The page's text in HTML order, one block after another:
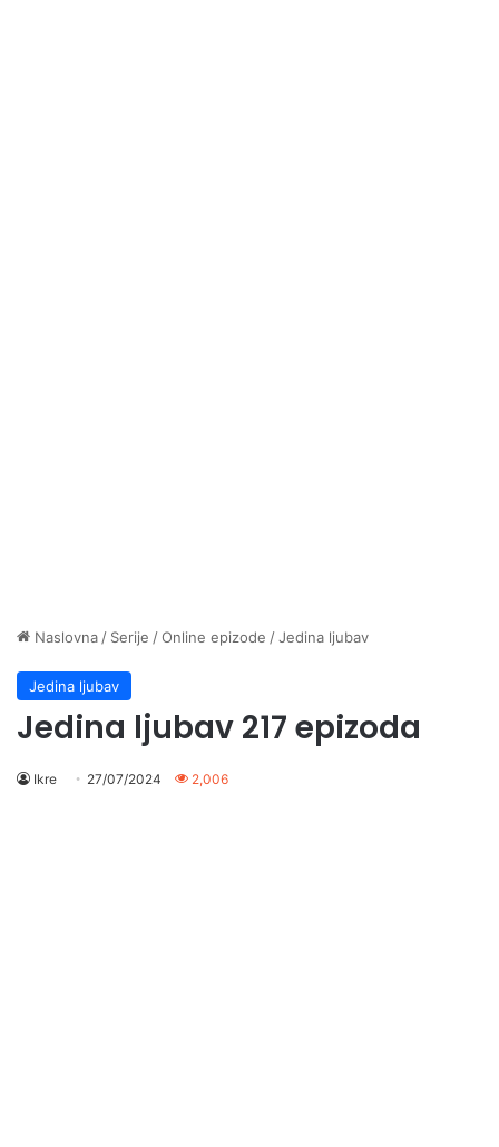
Naslovna / Serije /Online epizode /Jedina ljubav
Jedina ljubav
Jedina ljubav 217 epizoda
Ikre 27/07/2024 2,006